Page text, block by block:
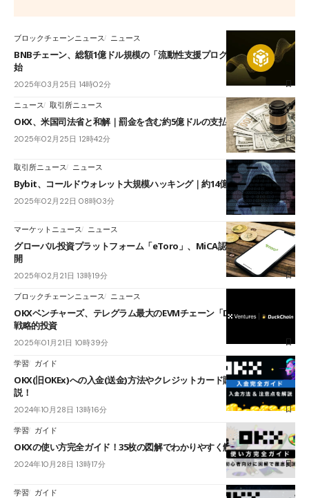
ブロックチェーンニュース ニュース
BNBチェーン、総額1億ドル規模の「流動性支援プログラム」第3弾を開
始
2025年03月25日 14時02分
ニュース 取引所ニュース
OKX、米国司法省と和解｜罰金を含む約5億ドルの支払いに合意
2025年02月25日 12時42分
取引所ニュース ニュース
Bybit、コールドウォレット大規模ハッキング｜約14億ドル相当が流出
2025年02月22日 08時03分
マーケットニュース ニュース
グローバル投資プラットフォーム「eToro」、MiCA認可でEU全域に展
開
2025年02月21日 13時19分
ブロックチェーンニュース ニュース
OKXベンチャーズ、テレグラム最大のEVMチェーン「DuckChain」に
戦略的投資
2025年01月21日 10時39分
学習 ガイド
OKX(旧OKEx)への入金(送金)方法やクレジットカード購入方法を徹底解
説！
2024年10月28日 13時16分
学習 ガイド
OKXの使い方完全ガイド！35枚の図解でわかりやすく解説
2024年10月28日 13時17分
学習 ガイド